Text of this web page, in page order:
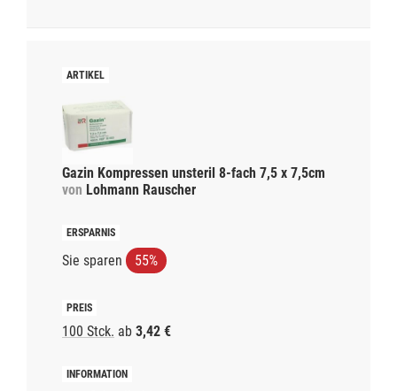
Gazin Kompressen unsteril 8-fach 7,5 x 7,5cm
von Lohmann Rauscher
Sie sparen 55%
100 Stck. ab 3,42 €